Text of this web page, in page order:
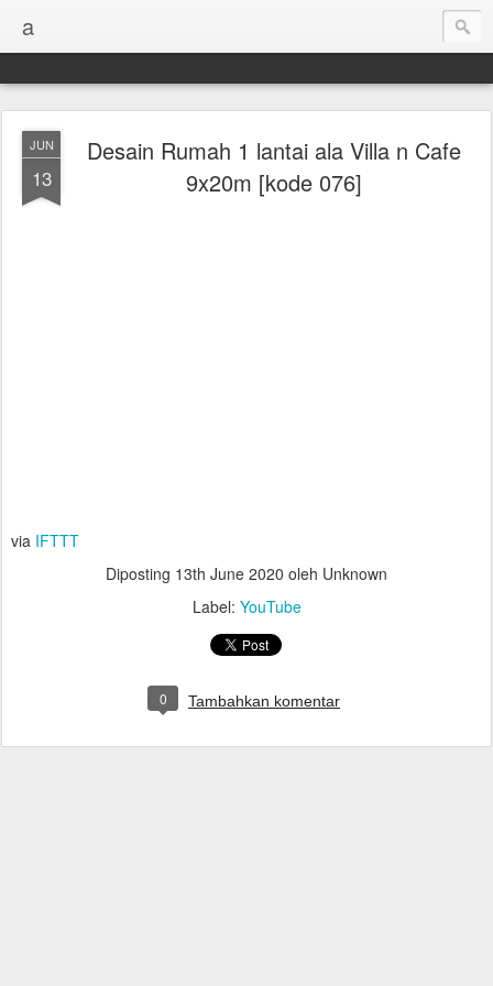
a
JUN
13
Desain Rumah 1 lantai ala Villa n Cafe
9x20m [kode 076]
via IFTTT
Diposting 13th June 2020 oleh Unknown
Label: YouTube
0 Tambahkan komentar